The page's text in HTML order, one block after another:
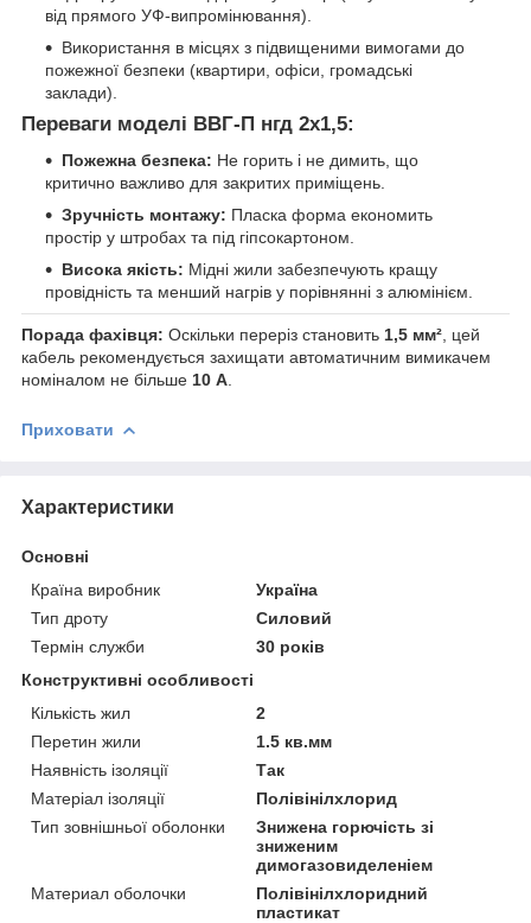
від прямого УФ-випромінювання).
Використання в місцях з підвищеними вимогами до
пожежної безпеки (квартири, офіси, громадські
заклади).
Переваги моделі ВВГ-П нгд 2х1,5:
Пожежна безпека: Не горить і не димить, що
критично важливо для закритих приміщень.
Зручність монтажу: Пласка форма економить
простір у штробах та під гіпсокартоном.
Висока якість: Мідні жили забезпечують кращу
провідність та менший нагрів у порівнянні з алюмінієм.
Порада фахівця: Оскільки переріз становить 1,5 мм² , цей
кабель рекомендується захищати автоматичним вимикачем
номіналом не більше 10 А
Приховати
Характеристики
Основні
Країна виробник
Україна
Тип дроту
Силовий
Термін служби
30 років
Конструктивні особливості
Кількість жил
2
Перетин жили
1.5 кв.мм
Наявність ізоляції
Так
Матеріал ізоляції
Полівінілхлорид
Тип зовнішньої оболонки
Знижена горючість зі
зниженим
димогазовиделеніем
Материал оболочки
Полівінілхлоридний
пластикат